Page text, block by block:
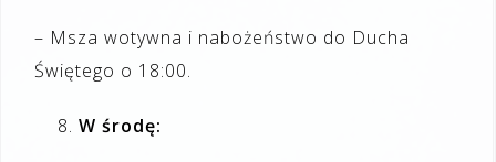
– Msza wotywna i nabożeństwo do Ducha
Świętego o 18:00.
W środę: